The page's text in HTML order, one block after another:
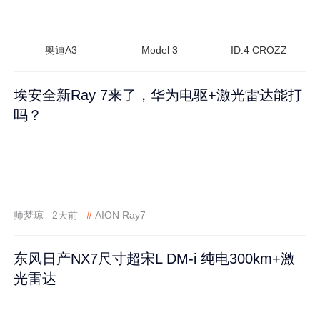
奥迪A3 Model 3 ID.4 CROZZ
埃安全新Ray 7来了，华为电驱+激光雷达能打
吗？
师梦琼 2天前 # AION Ray7
东风日产NX7尺寸超宋L DM-i 纯电300km+激
光雷达